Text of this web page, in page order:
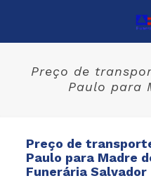
Preço de
Paulo para
Preço de
Paulo para Madre
Funerária Salvador